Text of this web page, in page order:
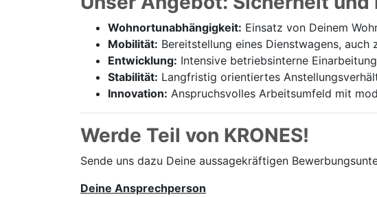
Wohnortunabhängigkeit: Einsatz von Deinem
Mobilität: Bereitstellung eines Dienstwagens,
Entwicklung: Intensive betriebsinterne
Stabilität: Langfristig orientiertes
Innovation: Anspruchsvolles Arbeitsumfeld mit
Werde Teil von KRONES!
Sende uns dazu Deine aussage­kräftigen
Deine Ansprechperson